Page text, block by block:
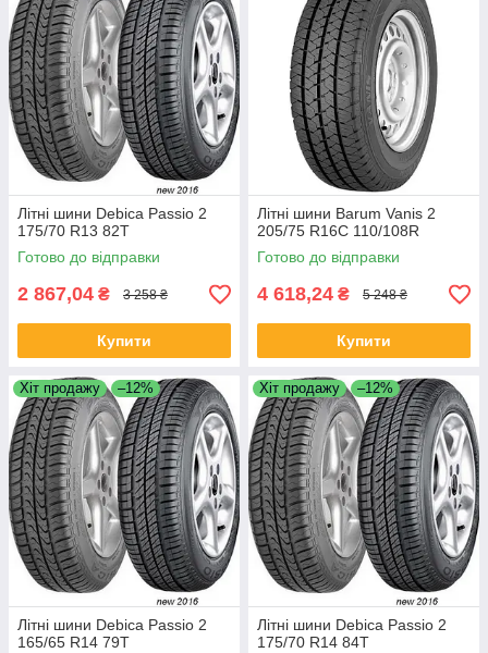
Літні шини Debica Passio 2
175/70 R13 82T
Готово до відправки
2 867,04 ₴ 3 258 ₴
Купити
Літні шини Barum Vanis 2
205/75 R16C 110/108R
Готово до відправки
4 618,24 ₴ 5 248 ₴
Купити
Хіт продажу –12%
Літні шини Debica Passio 2
165/65 R14 79T
Хіт продажу –12%
Літні шини Debica Passio 2
175/70 R14 84T